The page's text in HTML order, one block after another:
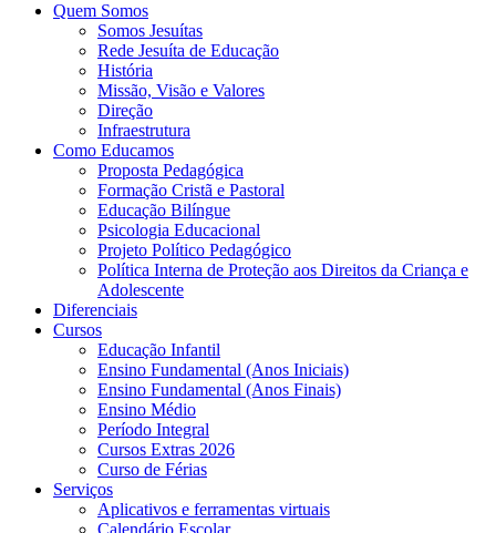
Quem Somos
Somos Jesuítas
Rede Jesuíta de Educação
História
Missão, Visão e Valores
Direção
Infraestrutura
Como Educamos
Proposta Pedagógica
Formação Cristã e Pastoral
Educação Bilíngue
Psicologia Educacional
Projeto Político Pedagógico
Política Interna de Proteção aos Direitos da Criança e
Adolescente
Diferenciais
Cursos
Educação Infantil
Ensino Fundamental (Anos Iniciais)
Ensino Fundamental (Anos Finais)
Ensino Médio
Período Integral
Cursos Extras 2026
Curso de Férias
Serviços
Aplicativos e ferramentas virtuais